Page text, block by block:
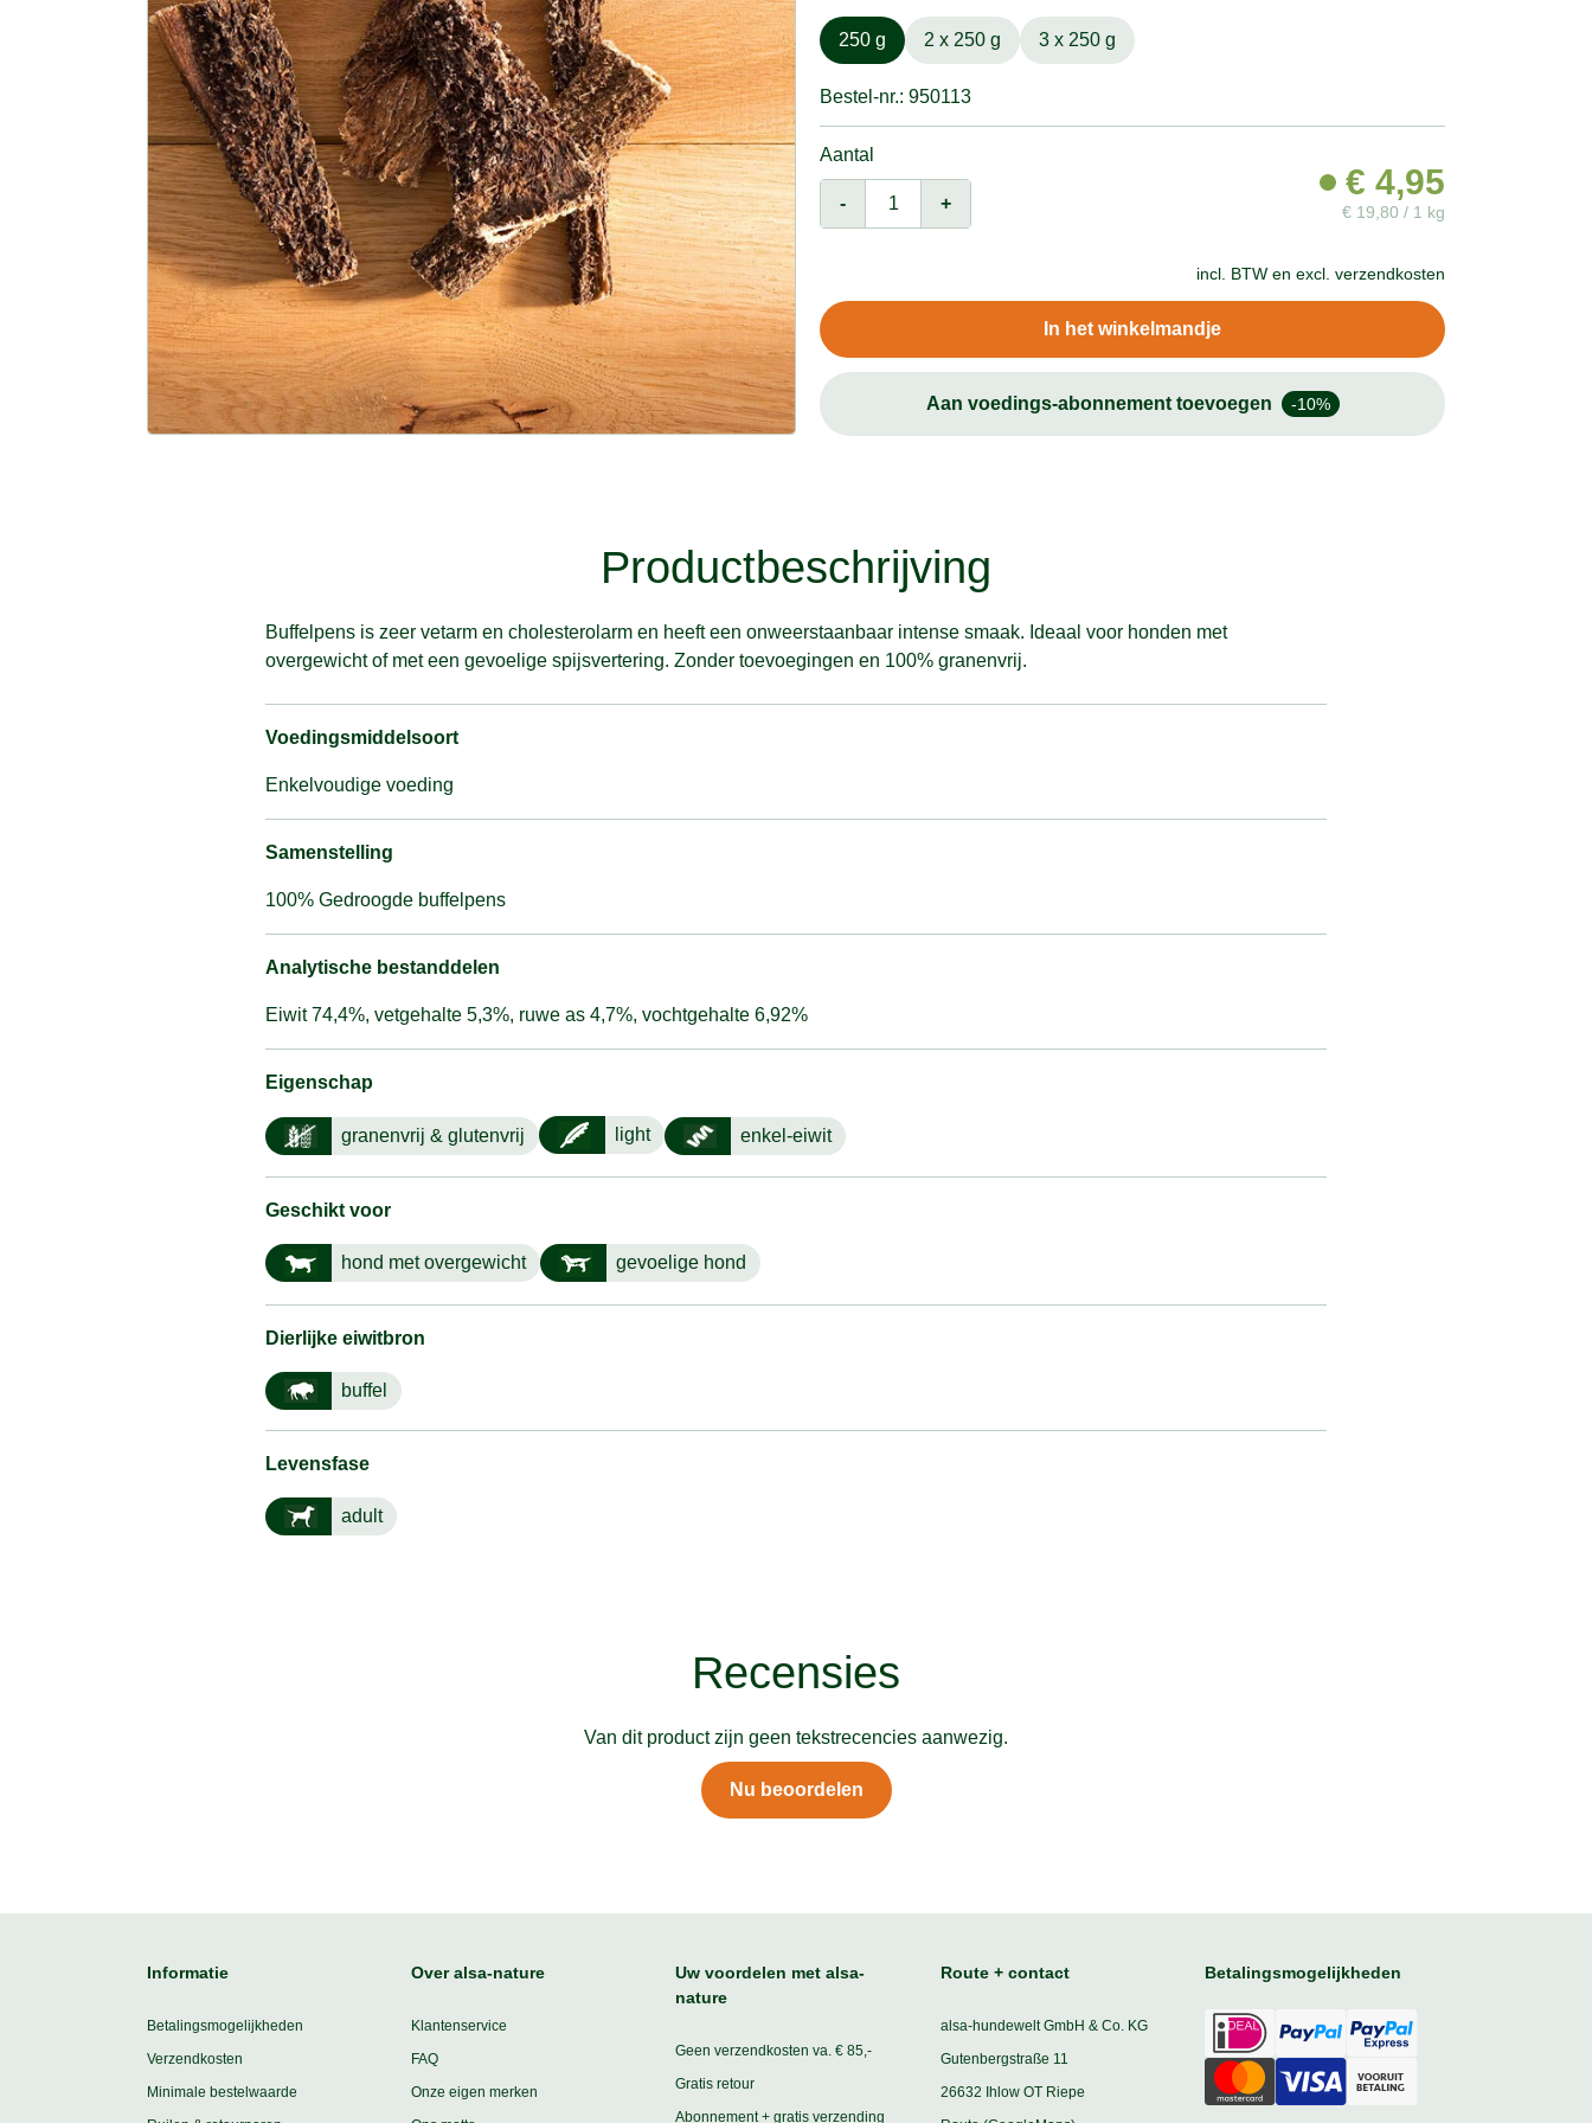
250 g 2 x 250 g 3 x 250 g
Bestel-nr.: 950113
Aantal
- +
€ 4,95
€ 19,80 / 1 kg
incl. BTW en excl. verzendkosten
In het winkelmandje
Aan voedings-abonnement toevoegen -10%
Productbeschrijving
Buffelpens is zeer vetarm en cholesterolarm en heeft een onweerstaanbaar intense smaak. Ideaal voor honden met
overgewicht of met een gevoelige spijsvertering. Zonder toevoegingen en 100% granenvrij.
Voedingsmiddelsoort
Enkelvoudige voeding
Samenstelling
100% Gedroogde buffelpens
Analytische bestanddelen
Eiwit 74,4%, vetgehalte 5,3%, ruwe as 4,7%, vochtgehalte 6,92%
Eigenschap
granenvrij & glutenvrij light enkel-eiwit
Geschikt voor
hond met overgewicht gevoelige hond
Dierlijke eiwitbron
buffel
Levensfase
adult
Recensies
Van dit product zijn geen tekstrecencies aanwezig.
Nu beoordelen
Informatie
Betalingsmogelijkheden
Verzendkosten
Minimale bestelwaarde
Over alsa-nature
Klantenservice
FAQ
Onze eigen merken
Uw voordelen met alsa-
nature
Geen verzendkosten va. € 85,-
Gratis retour
Abonnement + gratis verzending
Route + contact
alsa-hundewelt GmbH & Co. KG
Gutenbergstraße 11
26632 Ihlow OT Riepe
Betalingsmogelijkheden